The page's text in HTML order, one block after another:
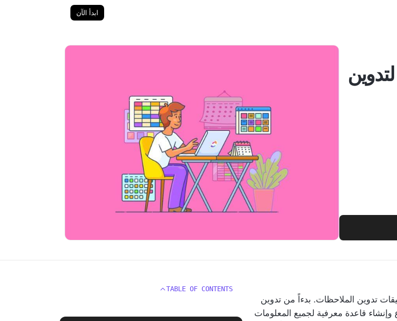
ابدأ الآن
تدوين الملاحظات. بدءاً من تدوين
وإنشاء قاعدة معرفية لجميع المعلومات
TABLE OF CONTENTS